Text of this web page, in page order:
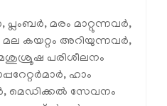
മരം മാറ്റുന്നവര്‍,
കയറ്റം അറിയുന്നവര്‍,
പരിശീലനം
ഹാം
മെഡിക്കല്‍ സേവനം